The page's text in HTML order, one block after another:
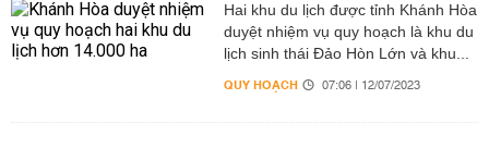
Hai khu du lịch được tỉnh Khánh Hòa
duyệt nhiệm vụ quy hoạch là khu du
lịch sinh thái Đảo Hòn Lớn và khu...
QUY HOẠCH 07:06 | 12/07/2023